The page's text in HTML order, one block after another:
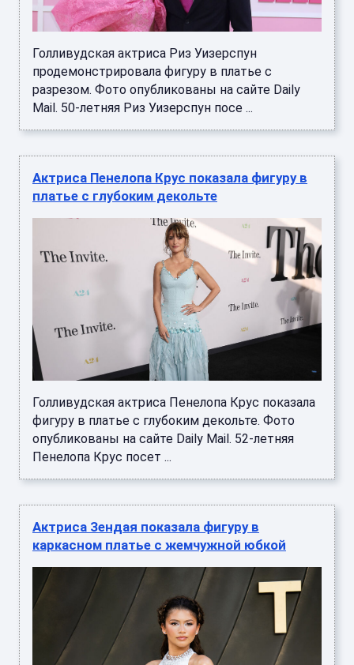
Голливудская актриса Риз Уизерспун
продемонстрировала фигуру в платье с
разрезом. Фото опубликованы на сайте Daily
Mail. 50-летняя Риз Уизерспун посе ...
Актриса Пенелопа Крус показала фигуру в
платье с глубоким декольте
Голливудская актриса Пенелопа Крус показала
фигуру в платье с глубоким декольте. Фото
опубликованы на сайте Daily Mail. 52-летняя
Пенелопа Крус посет ...
Актриса Зендая показала фигуру в
каркасном платье с жемчужной юбкой